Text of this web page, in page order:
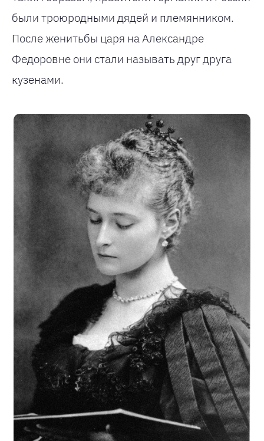
были троюродными дядей и племянником.
После женитьбы царя на Александре
Федоровне они стали называть друг друга
кузенами.